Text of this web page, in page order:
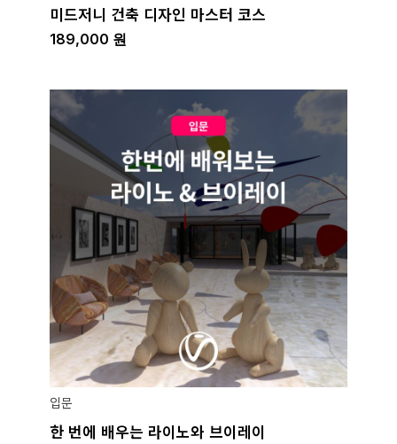
미드저니 건축 디자인 마스터 코스
189,000 원
입문
한 번에 배우는 라이노와 브이레이